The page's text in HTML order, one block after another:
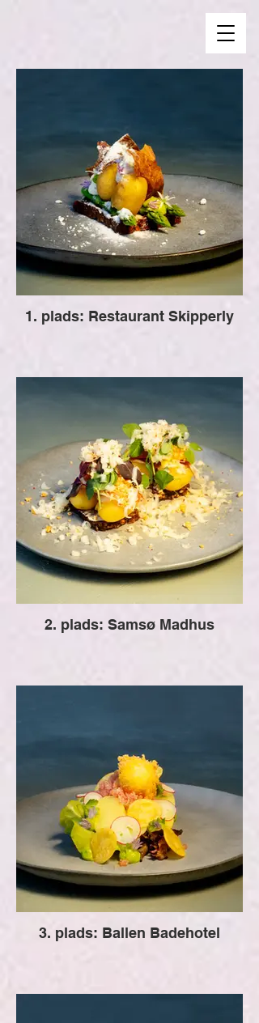
1. plads: Restaurant Skipperly
2. plads: Samsø Madhus
3. plads: Ballen Badehotel